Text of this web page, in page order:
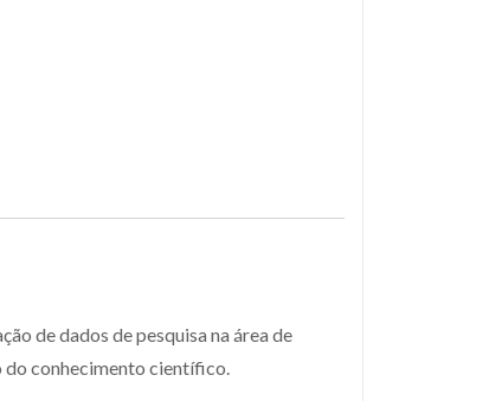
de dados de pesquisa na área de
do conhecimento científico.